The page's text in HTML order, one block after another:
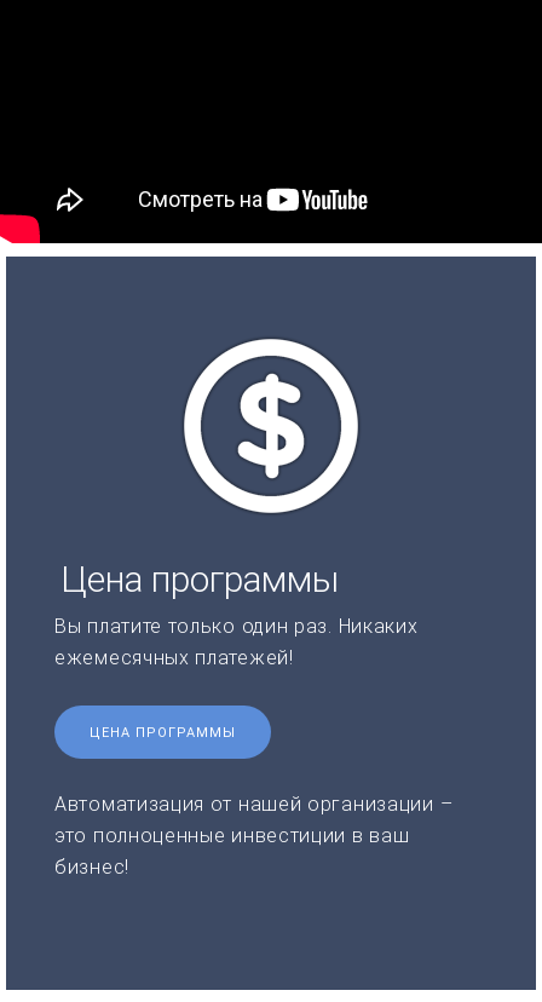
Цена программы
Вы платите только один раз. Никаких
ежемесячных платежей!
ЦЕНА ПРОГРАММЫ
Автоматизация от нашей организации –
это полноценные инвестиции в ваш
бизнес!